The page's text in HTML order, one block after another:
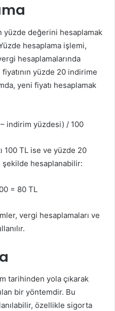
yüzde değerini hesaplamak
hesaplama işlemi,
hesaplamalarında
yüzde 20 indirime
yeni fiyatı hesaplamak
indirim yüzdesi) / 100
100 TL ise ve yüzde 20
hesaplanabilir:
= 80 TL
vergi hesaplamaları ve
tarihinden yola çıkarak
bir yöntemdir. Bu
özellikle sigorta